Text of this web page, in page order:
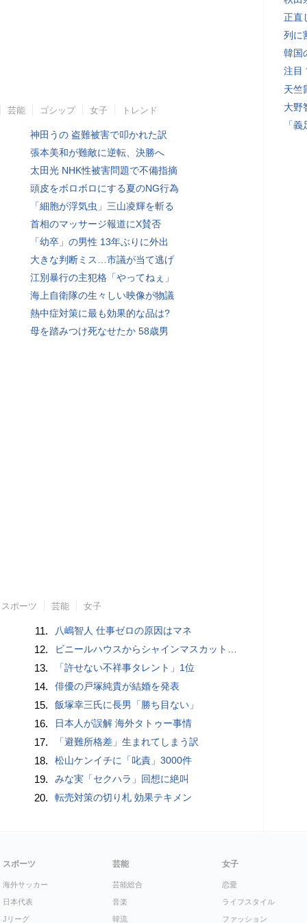
芸能 ゴシップ 女子 トレンド
神田うの 盗難被害で叩かれた訳
張本美和が難敵に逆転、決勝へ
太田光 NHK性被害問題で不備指摘
頭皮をボロボロにする夏のNG行為
「細胞が浮気虫」三山凌輝を斬る
首相のマッサージ報道にX賛否
「幼卒」の男性 13年ぶりに外出
大きな判断ミス…市議が当て逃げ
江別暴行の主犯格「やってねぇ」
海上自衛隊の生々しい映像が物議
熱中症対策に最も効果的な品は?
母を踏みつけ死なせたか 58歳男
スポーツ 芸能 女子
11. 八嶋智人 仕事ゼロの原因はマネ
12. ビニールハウスからシャインマスカット約200房を盗んだ疑い ネットで販売か 無職の男（42）逮捕 岡山県警
13. 「許せない不祥事タレント」1位
14. 俳優の戸塚純貴が結婚を発表
15. 飯塚幸三氏に長男「勝ち目ない」
16. 日本人が誤解 海外タトゥー事情
17. 「避難所格差」生まれてしまう訳
18. 松山ケンイチに「叱責」3000件
19. みな実「セクハラ」回想に絶叫
20. 転売対策の切り札 効果テキメン
正直
列に
韓国
注目
天竺
大野
「
スポーツ
海外サッカー
日本代表
Jリーグ
芸能
芸能総合
音楽
韓流
女子
恋愛
ライフスタイル
ファッション